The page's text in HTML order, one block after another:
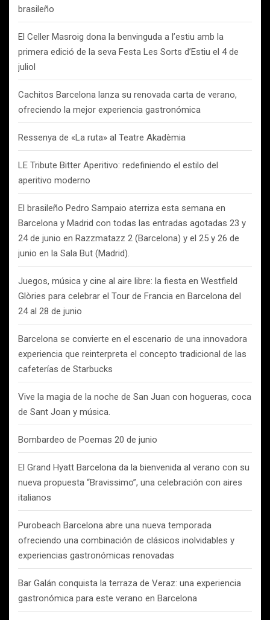
brasileño
El Celler Masroig dona la benvinguda a l’estiu amb la
primera edició de la seva Festa Les Sorts d’Estiu el 4 de
juliol
Cachitos Barcelona lanza su renovada carta de verano,
ofreciendo la mejor experiencia gastronómica
Ressenya de «La ruta» al Teatre Akadèmia
LE Tribute Bitter Aperitivo: redefiniendo el estilo del
aperitivo moderno
El brasileño Pedro Sampaio aterriza esta semana en
Barcelona y Madrid con todas las entradas agotadas 23 y
24 de junio en Razzmatazz 2 (Barcelona) y el 25 y 26 de
junio en la Sala But (Madrid).
Juegos, música y cine al aire libre: la fiesta en Westfield
Glòries para celebrar el Tour de Francia en Barcelona del
24 al 28 de junio
Barcelona se convierte en el escenario de una innovadora
experiencia que reinterpreta el concepto tradicional de las
cafeterías de Starbucks
Vive la magia de la noche de San Juan con hogueras, coca
de Sant Joan y música.
Bombardeo de Poemas 20 de junio
El Grand Hyatt Barcelona da la bienvenida al verano con su
nueva propuesta “Bravissimo”, una celebración con aires
italianos
Purobeach Barcelona abre una nueva temporada
ofreciendo una combinación de clásicos inolvidables y
experiencias gastronómicas renovadas
Bar Galán conquista la terraza de Veraz: una experiencia
gastronómica para este verano en Barcelona